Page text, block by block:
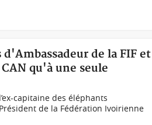
de la FIF et
qu'à une seule
capitaine des éléphants
de la Fédération Ivoirienne